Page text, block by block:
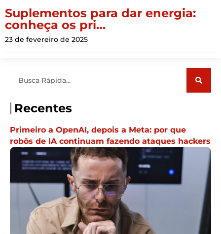
Suplementos para dar energia:
conheça os pri…
23 de fevereiro de 2025
Recentes
Primeiro a OpenAI, depois a Meta: por que
robôs de IA continuam fazendo ataques hackers